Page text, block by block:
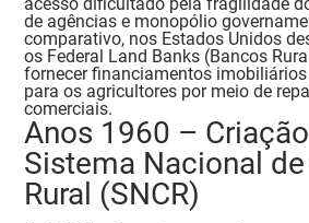
de agências e monopólio
comparativo, nos Estados Unidos
os Federal Land Banks (Bancos
fornecer financiamentos
para os agricultores por meiode
comerciais.
Anos 1960 –
Sistema Nacional
Rural (SNCR)